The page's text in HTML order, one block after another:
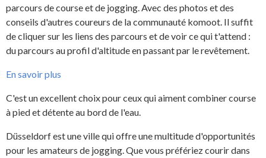
parcours de course et de jogging. Avec des photos et des
conseils d'autres coureurs de la communauté komoot. Il suffit
de cliquer sur les liens des parcours et de voir ce qui t'attend :
du parcours au profil d'altitude en passant par le revêtement.
En savoir plus
C'est un excellent choix pour ceux qui aiment combiner course
à pied et détente au bord de l'eau.
Düsseldorf est une ville qui offre une multitude d'opportunités
pour les amateurs de jogging. Que vous préfériez courir dans